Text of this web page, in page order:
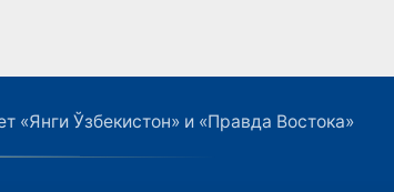
«Янги Ўзбекистон» и «Правда Востока»